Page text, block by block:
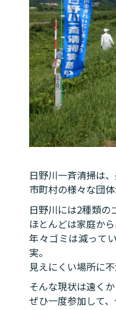
日野川一斉清掃は
市町村の様々な団
日野川には2種類の
ほとんどは家庭か
年々ゴミは減って
実。
見えにくい場所に
そんな現状は遠く
ぜひ一度参加して、